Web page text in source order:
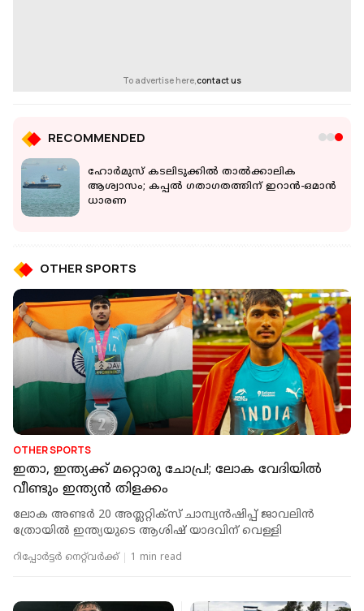
To advertise here,contact us
RECOMMENDED
ഹോർമുസ് കടലിടുക്കിൽ താൽക്കാലിക
ആശ്വാസം; കപ്പൽ ഗതാഗതത്തിന് ഇറാൻ-ഒമാൻ
ധാരണ
OTHER SPORTS
OTHER SPORTS
ഇതാ, ഇന്ത്യക്ക് മറ്റൊരു ചോപ്ര!; ലോക വേദിയില്‍
വീണ്ടും ഇന്ത്യന്‍ തിളക്കം
ലോക അണ്ടര്‍ 20 അത്ലറ്റിക്സ് ചാമ്പ്യന്‍ഷിപ്പ് ജാവലിന്‍
ത്രോയില്‍ ഇന്ത്യയുടെ ആശിഷ് യാദവിന് വെള്ളി
റിപ്പോർട്ടർ നെറ്റ്‌വര്‍ക്ക്‌ 1 min read